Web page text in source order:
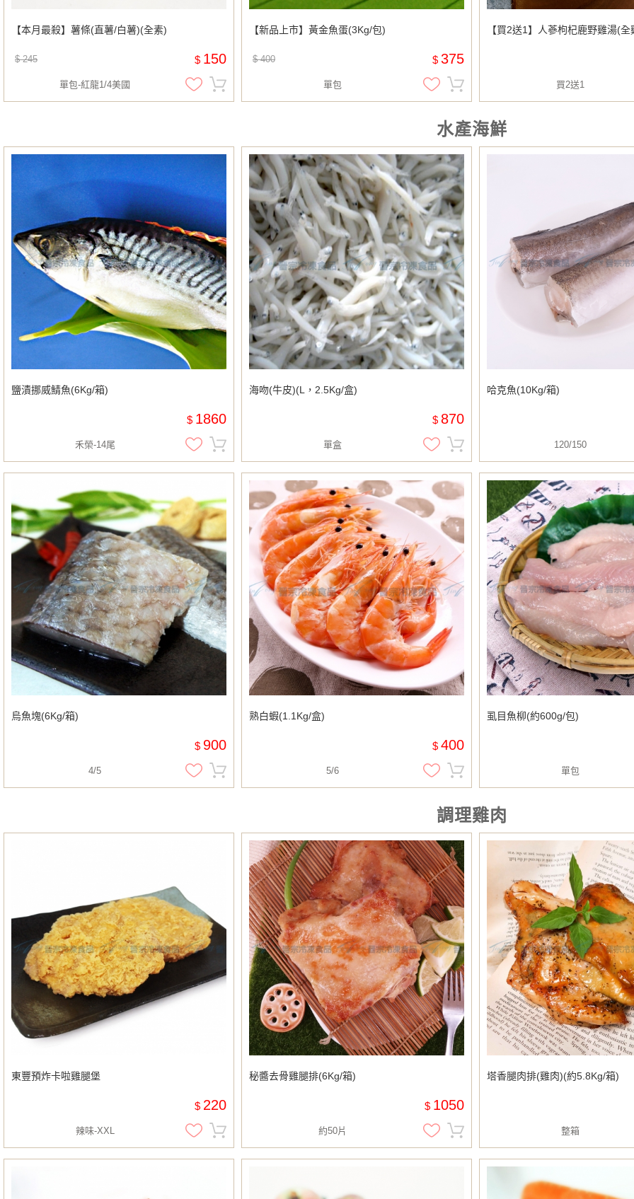
【本月最殺】薯條(直薯/白薯)(全素)
$ 245 $ 150
單包-紅龍1/4美國
【新品上市】黃金魚蛋(3Kg/包)
$ 400 $ 375
單包
【買2送1】人蔘枸杞鹿野雞湯(全
買2送1
水產海鮮
鹽漬挪威鯖魚(6Kg/箱)
$ 1860
禾榮-14尾
海吻(牛皮)(L，2.5Kg/盒)
$ 870
單盒
哈克魚(10Kg/箱)
120/150
烏魚塊(6Kg/箱)
$ 900
4/5
熟白蝦(1.1Kg/盒)
$ 400
5/6
虱目魚柳(約600g/包)
單包
調理雞肉
東豐預炸卡啦雞腿堡
$ 220
辣味-XXL
秘醬去骨雞腿排(6Kg/箱)
$ 1050
約50片
塔香腿肉排(雞肉)(約5.8Kg/箱)
整箱